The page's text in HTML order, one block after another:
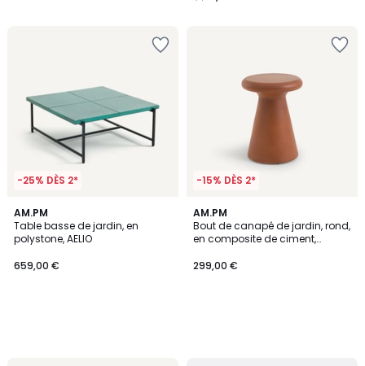
-25% DÈS 2*
AM.PM
Table basse de jardin, en
polystone, AELIO
659,00 €
-15% DÈS 2*
AM.PM
Bout de canapé de jardin, rond,
en composite de ciment,
299,00 €